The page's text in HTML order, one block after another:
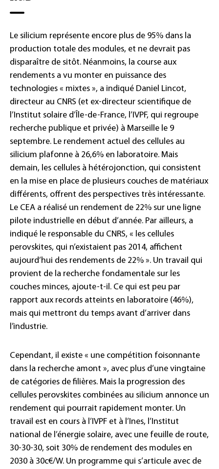
Le silicium représente encore plus de 95% dans la
production totale des modules, et ne devrait pas
disparaître de sitôt. Néanmoins, la course aux
rendements a vu monter en puissance des
technologies « mixtes », a indiqué Daniel Lincot,
directeur au CNRS (et ex-directeur scientifique de
l’Institut solaire d’Île-de-France, l’IVPF, qui regroupe
recherche publique et privée) à Marseille le 9
septembre. Le rendement actuel des cellules au
silicium plafonne à 26,6% en laboratoire. Mais
demain, les cellules à hétérojonction, qui consistent
en la mise en place de plusieurs couches de matériaux
différents, offrent des perspectives très intéressante.
Le CEA a réalisé un rendement de 22% sur une ligne
pilote industrielle en début d’année. Par ailleurs, a
indiqué le responsable du CNRS, « les cellules
perovskites, qui n’existaient pas 2014, affichent
aujourd’hui des rendements de 22% ». Un travail qui
provient de la recherche fondamentale sur les
couches minces, ajoute-t-il. Ce qui est peu par
rapport aux records atteints en laboratoire (46%),
mais qui mettront du temps avant d’arriver dans
l’industrie.
Cependant, il existe « une compétition foisonnante
dans la recherche amont », avec plus d’une vingtaine
de catégories de filières. Mais la progression des
cellules perovskites combinées au silicium annonce un
rendement qui pourrait rapidement monter. Un
travail est en cours à l’IVPF et à l’Ines, l’Institut
national de l’énergie solaire, avec une feuille de route,
30-30-30, soit 30% de rendement des modules en
2030 à 30c€/W. Un programme qui s’articule avec de